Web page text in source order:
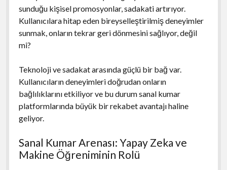
sunduğu kişisel promosyonlar, sadakati artırıyor.
Kullanıcılara hitap eden bireyselleştirilmiş deneyimler
sunmak, onların tekrar geri dönmesini sağlıyor, değil
mi?
Teknoloji ve sadakat arasında güçlü bir bağ var.
Kullanıcıların deneyimleri doğrudan onların
bağlılıklarını etkiliyor ve bu durum sanal kumar
platformlarında büyük bir rekabet avantajı haline
geliyor.
Sanal Kumar Arenası: Yapay Zeka ve
Makine Öğreniminin Rolü